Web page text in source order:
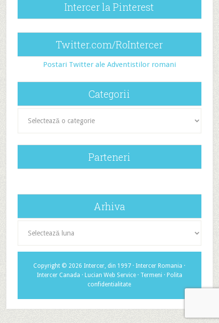
Intercer la Pinterest
Twitter.com/RoIntercer
Postari Twitter ale Adventistilor romani
Categorii
Parteneri
Arhiva
Copyright © 2026 Intercer, din 1997 · Intercer Romania ·
Intercer Canada · Lucian Web Service· Termeni · Polita
confidentialitate